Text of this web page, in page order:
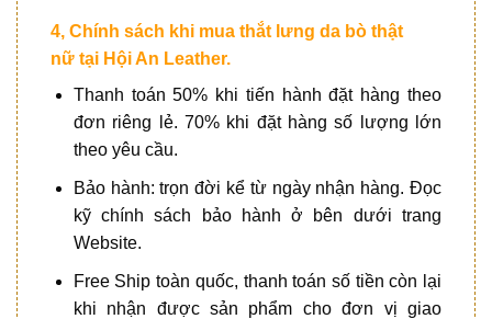
4, Chính sách khi mua thắt lưng da bò thật
nữ tại Hội An Leather.
Thanh toán 50% khi tiến hành đặt hàng theo
đơn riêng lẻ. 70% khi đặt hàng số lượng lớn
theo yêu cầu.
Bảo hành: trọn đời kể từ ngày nhận hàng. Đọc
kỹ chính sách bảo hành ở bên dưới trang
Website.
Free Ship toàn quốc, thanh toán số tiền còn lại
khi nhận được sản phẩm cho đơn vị giao